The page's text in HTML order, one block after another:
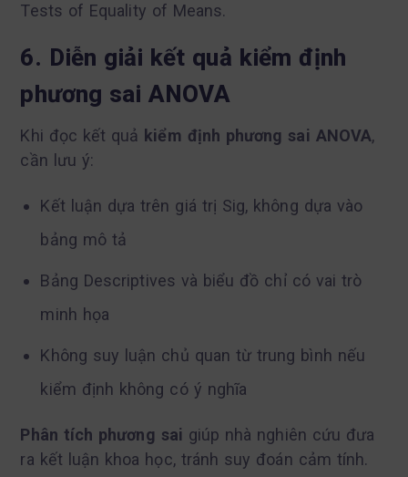
Tests of Equality of Means.
6. Diễn giải kết quả kiểm định
phương sai ANOVA
Khi đọc kết quả kiểm định phương sai ANOVA,
cần lưu ý:
Kết luận dựa trên giá trị Sig, không dựa vào
bảng mô tả
Bảng Descriptives và biểu đồ chỉ có vai trò
minh họa
Không suy luận chủ quan từ trung bình nếu
kiểm định không có ý nghĩa
Phân tích phương sai giúp nhà nghiên cứu đưa
ra kết luận khoa học, tránh suy đoán cảm tính.